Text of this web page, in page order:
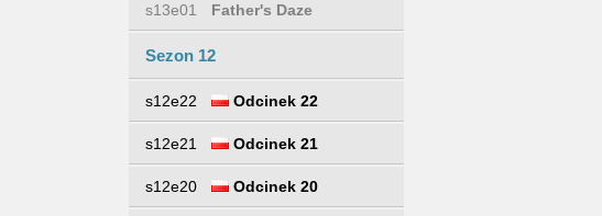
s13e01 Father's Daze
Sezon 12
s12e22 Odcinek 22
s12e21 Odcinek 21
s12e20 Odcinek 20